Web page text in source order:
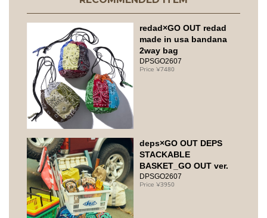
redad×GO OUT redad
made in usa bandana
2way bag
DPSGO2607
7480
deps×GO OUT DEPS
STACKABLE
BASKET_GO OUT ver.
DPSGO2607
3950